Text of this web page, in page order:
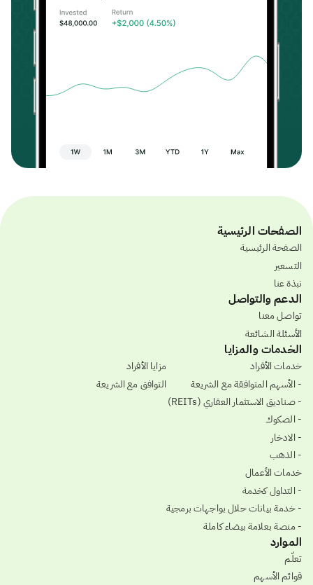
الصفحات الرئيسية
الصفحة الرئيسية
التسعير
نبذة عنا
الدعم والتواصل
تواصل معنا
الأسئلة الشائعة
الخدمات والمزايا
خدمات الأفراد
- الأسهم المتوافقة مع الشريعة
- صناديق الاستثمار العقاري (REITs)
- الصكوك
- الادخار
- الذهب
خدمات الأعمال
- التداول كخدمة
- خدمة بيانات حلال بواجهات برمجية
- منصة بعلامة بيضاء كاملة
مزايا الأفراد
التوافق مع الشريعة
الموارد
تعلّم
قوائم الأسهم